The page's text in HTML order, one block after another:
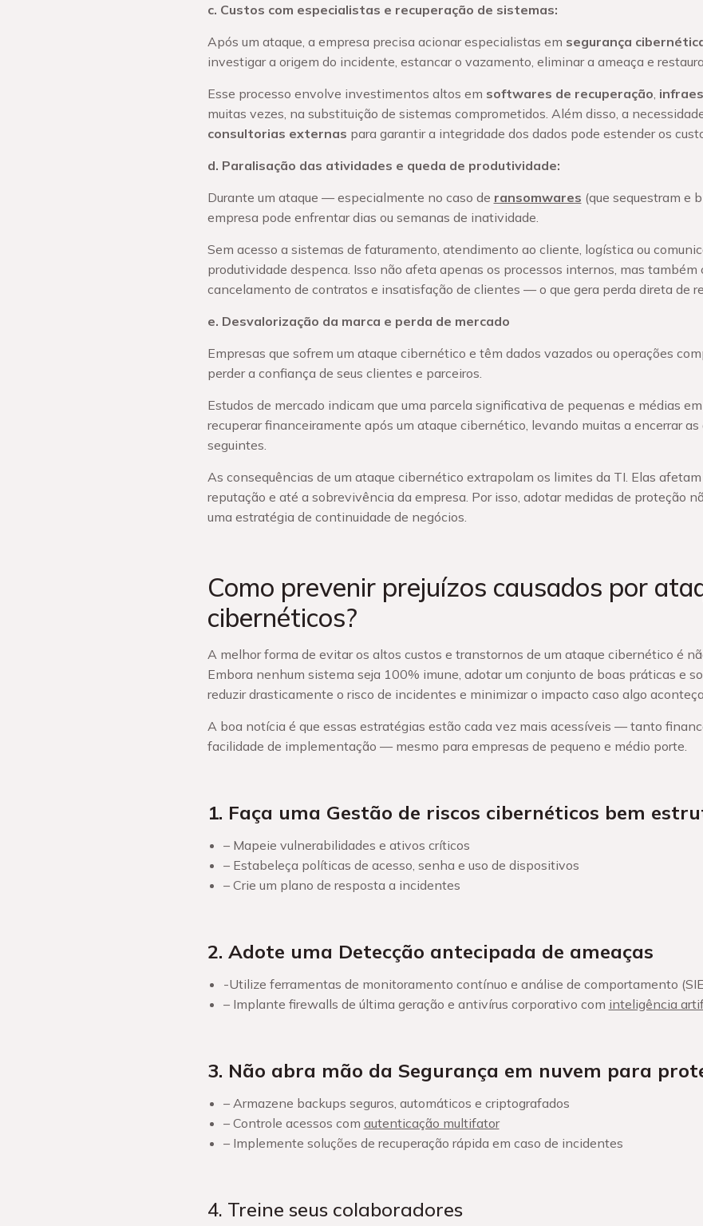
c. Custos com especialistas e recuperação de sistemas:
Após um ataque, a empresa precisa acionar especialistas em segurança
investigar a origem do incidente, estancar o vazamento, eliminar a ameaça e
Esse processo envolve investimentos altos em softwares de recuperação,
muitas vezes, na substituição de sistemas comprometidos. Além disso, a
consultorias externas para garantir a integridade dos dados pode estender os
d. Paralisação das atividades e queda de produtividade:
Durante um ataque — especialmente no caso de ransomwares (que sequestram e
empresa pode enfrentar dias ou semanas de inatividade.
Sem acesso a sistemas de faturamento, atendimento ao cliente, logística ou
produtividade despenca. Isso não afeta apenas os processos internos, mas também
cancelamento de contratos e insatisfação de clientes — o que gera perda direta de
e. Desvalorização da marca e perda de mercado
Empresas que sofrem um ataque cibernético e têm dados vazados ou operações
perder a confiança de seus clientes e parceiros.
Estudos de mercado indicam que uma parcela significativa de pequenas e médias
recuperar financeiramente após um ataque cibernético, levando muitas a encerrar
seguintes.
As consequências de um ataque cibernético extrapolam os limites da TI. Elas
reputação e até a sobrevivência da empresa. Por isso, adotar medidas de proteção
uma estratégia de continuidade de negócios.
Como prevenir prejuízos causados por
cibernéticos?
A melhor forma de evitar os altos custos e transtornos de um ataque cibernético é
Embora nenhum sistema seja 100% imune, adotar um conjunto de boas práticas e
reduzir drasticamente o risco de incidentes e minimizar o impacto caso algo
A boa notícia é que essas estratégias estão cada vez mais acessíveis — tanto
facilidade de implementação — mesmo para empresas de pequeno e médio porte.
1. Faça uma Gestão de riscos cibernéticos bem
– Mapeie vulnerabilidades e ativos críticos
– Estabeleça políticas de acesso, senha e uso de dispositivos
– Crie um plano de resposta a incidentes
2. Adote uma Detecção antecipada de ameaças
-Utilize ferramentas de monitoramento contínuo e análise de comportamento
– Implante firewalls de última geração e antivírus corporativo com inteligência
3. Não abra mão da Segurança em nuvem para
– Armazene backups seguros, automáticos e criptografados
– Controle acessos com autenticação multifator
– Implemente soluções de recuperação rápida em caso de incidentes
4. Treine seus colaboradores